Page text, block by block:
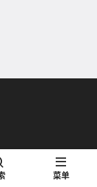
菜单